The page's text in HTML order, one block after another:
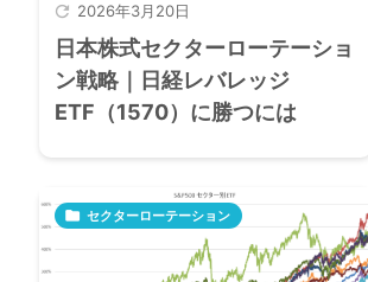
 2026年3月20日
日本株式セクターローテーショ
ン戦略｜日経レバレッジ
ETF（1570）に勝つには
 セクターローテーション